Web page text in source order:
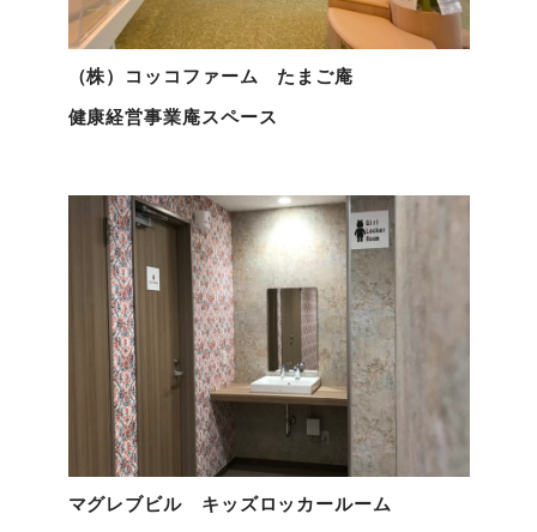
（株）コッコファーム たまご庵
健康経営事業庵スペース
マグレブビル キッズロッカールーム